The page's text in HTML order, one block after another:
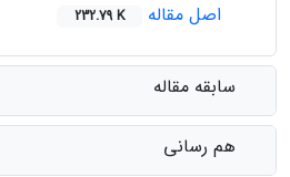
اصل مقاله
232.79 K
سابقه مقاله
هم رسانی